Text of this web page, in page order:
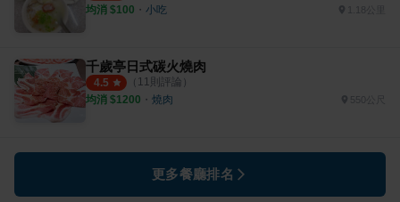
均消 $100 ・ 小吃 1.18公里
千歲亭日式碳火燒肉
4.5 （ 11則評論）
均消 $1200 ・ 燒肉 550公尺
更多餐廳排名